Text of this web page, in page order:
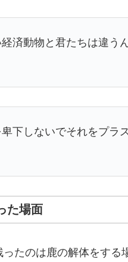
済動物と君たちは違う
下しないでそれをプラ
た場面
たのは鹿の解体をする